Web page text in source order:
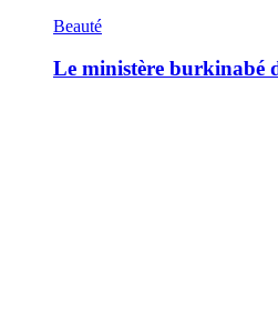
Beauté
Le ministère burkinabé